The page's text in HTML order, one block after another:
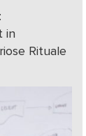
in
Rituale